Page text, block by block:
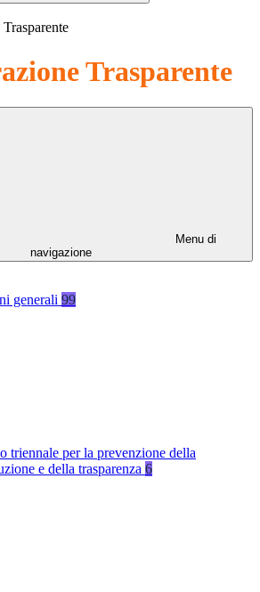
Trasparente
Menu di
navigazione
generali 99
triennale per la prevenzione della
e della trasparenza 6